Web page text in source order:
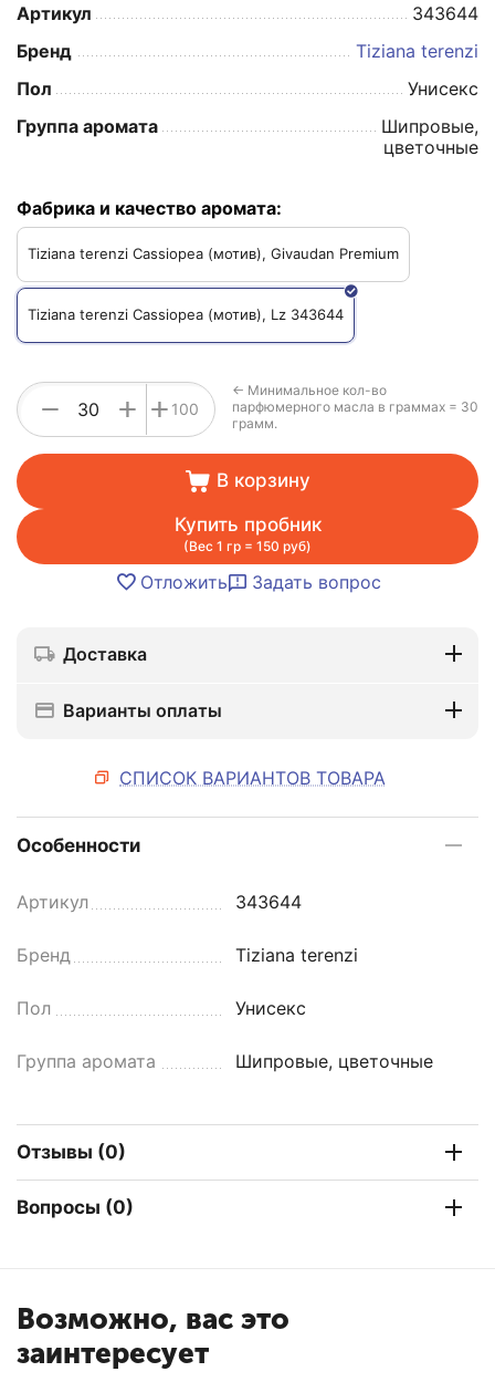
Артикул
343644
Бренд
Tiziana terenzi
Пол
Унисекс
Группа аромата
Шипровые,
цветочные
Фабрика и качество аромата:
Tiziana terenzi Cassiopea (мотив), Givaudan Premium
Tiziana terenzi Cassiopea (мотив), Lz 343644
+ 100
+
−
← Минимальное кол-во
парфюмерного масла в граммах = 30
грамм.
В корзину
Купить пробник
(Вес 1 гр = 150 руб)
Отложить Задать вопрос
Доставка
Варианты оплаты
СПИСОК ВАРИАНТОВ ТОВАРА
Особенности
Артикул 343644
Бренд Tiziana terenzi
Пол Унисекс
Группа аромата Шипровые, цветочные
Отзывы (0)
Вопросы (0)
Возможно, вас это
заинтересует